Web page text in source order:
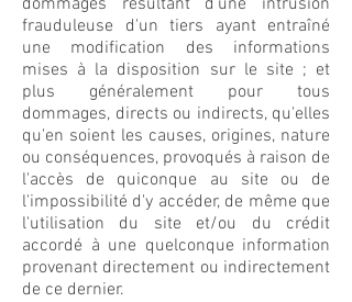
dommages résultant d'une intrusion
frauduleuse d'un tiers ayant entraîné
une modification des informations
mises à la disposition sur le site ; et
plus généralement pour tous
dommages, directs ou indirects, qu'elles
qu'en soient les causes, origines, nature
ou conséquences, provoqués à raison de
l'accès de quiconque au site ou de
l'impossibilité d'y accéder, de même que
l'utilisation du site et/ou du crédit
accordé à une quelconque information
provenant directement ou indirectement
de ce dernier.